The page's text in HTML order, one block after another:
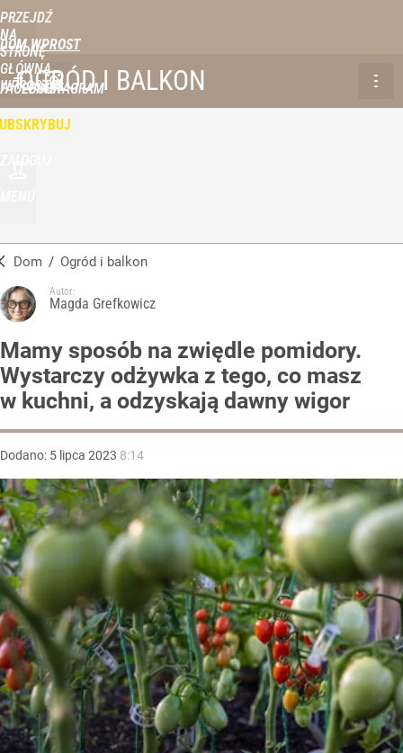
PRZEJDŹ
NA
STRONĘ
GŁÓWNĄ
WPROST.PL
DOM WPROST
FACEBOOKINSTAGRAM
OGRÓD I BALKON
Dom / Ogród i balkon
Autor:
Magda Grefkowicz
Mamy sposób na zwiędle pomidory.
Wystarczy odżywka z tego, co masz
w kuchni, a odzyskają dawny wigor
Dodano: 5 lipca 2023 8:14